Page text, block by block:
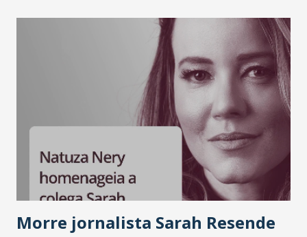
LinkedIn, VISA, Grupo 3corações, TikTok e M. Dias Branco.
A nova edição chega em um momento em que autenticidade
e consistência ganham peso nas conversas sobre marca,
liderança e estratégia. - Vivemos um momento em que todo
mundo fala muito e poucos entregam de verdade. O NM2B
sempre existiu para dar palco a quem constrói com
consistência, e nesta edição isso fica ainda mais claro.
Vamos reforçar que ser genuíno sustenta a confiança entre
marcas, pessoas e mercado", afirma Tamires So...
Morre jornalista Sarah Resende